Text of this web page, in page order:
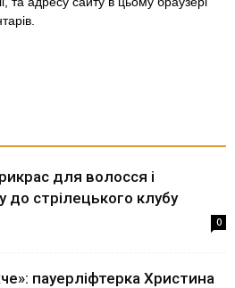
для волосся і
до стрілецького клубу
0
пауерліфтерка Христина